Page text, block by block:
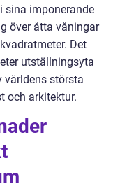
sina imponerande
över åtta våningar
Det
utställningsyta
världens största
och arkitektur.